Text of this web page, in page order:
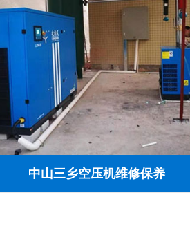
中山三乡空压机维修保养